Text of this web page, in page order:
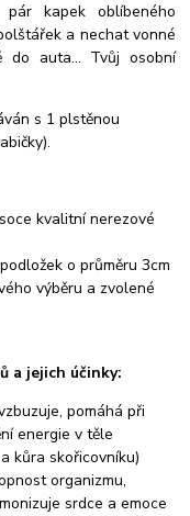
kapek oblíbeného
a nechat vonné
do auta... Tvůj osobní
s 1 plstěnou
kvalitní nerezové
o průměru 3cm
výběru a zvolené
a jejich účinky:
pomáhá při
energie v těle
kůra skořicovníku)
organizmu,
srdce a emoce